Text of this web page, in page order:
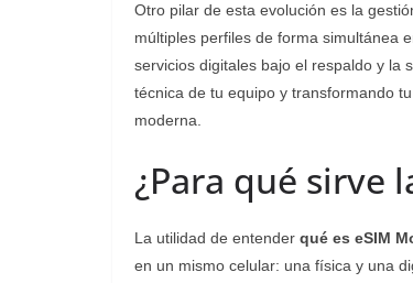
Otro pilar de esta evolución es la
múltiples perfiles de forma simultánea
servicios digitales bajo el respaldo y la
técnica de tu equipo y transformando
moderna.
¿Para qué sirve
La utilidad de entender qué es eSIM
en un mismo celular: una física y una